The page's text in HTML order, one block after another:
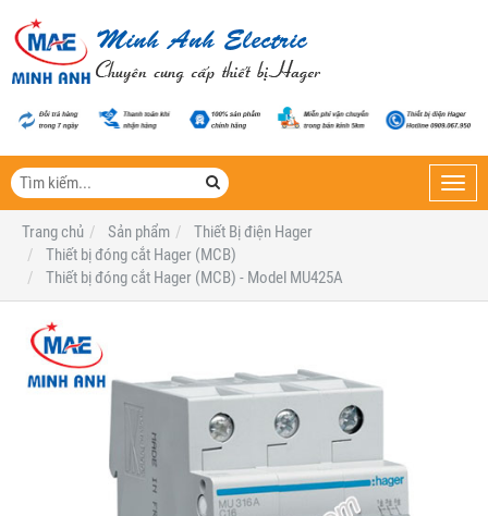
Trang chủ
Sản phẩm
Thiết Bị điện Hager
Thiết bị đóng cắt Hager (MCB)
Thiết bị đóng cắt Hager (MCB) - Model MU425A